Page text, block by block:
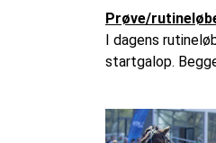
Prøve/
I dagens
startgalop.